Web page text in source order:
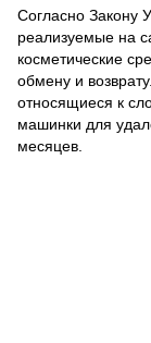
Согласно Закону
реализуемые на
косметические
обмену и
относящиеся к
машинки для
месяцев.